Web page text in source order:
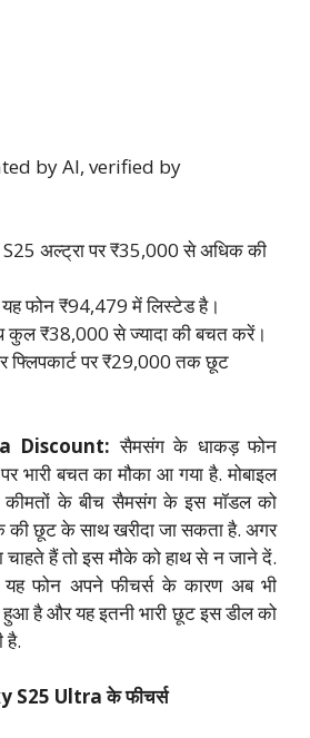
by AI, verified by
अल्ट्रा पर ₹35,000 से अधिक की
फोन ₹94,479 में लिस्टेड है।
₹38,000 से ज्यादा की बचत करें।
फ्लिपकार्ट पर ₹29,000 तक छूट
Discount: सैमसंग के धाकड़ फोन
पर भारी बचत का मौका आ गया है. मोबाइल
कीमतों के बीच सैमसंग के इस मॉडल को
छूट के साथ खरीदा जा सकता है. अगर
हैं तो इस मौके को हाथ से न जाने दें.
फोन अपने फीचर्स के कारण अब भी
है और यह इतनी भारी छूट इस डील को
है.
S25 Ultra के फीचर्स